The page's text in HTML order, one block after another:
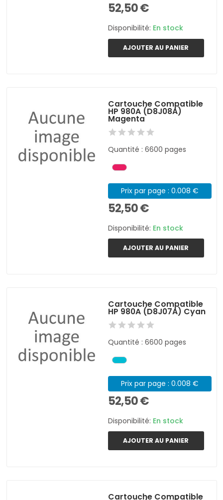
52,50 €
Disponibilité: En stock
AJOUTER AU PANIER
Cartouche Compatible
HP 980A (D8J08A)
Magenta
Quantité : 6600 pages
Prix par page : 0.008 €
52,50 €
Disponibilité: En stock
AJOUTER AU PANIER
Cartouche Compatible
HP 980A (D8J07A) Cyan
Quantité : 6600 pages
Prix par page : 0.008 €
52,50 €
Disponibilité: En stock
AJOUTER AU PANIER
Cartouche Compatible